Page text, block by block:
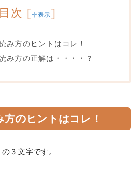
目次 [非表示]
み方のヒントはコレ！
み方の正解は・・・・？
方のヒントはコレ！
３文字です。